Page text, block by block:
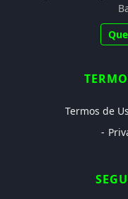
Termos de